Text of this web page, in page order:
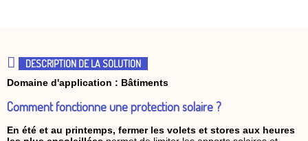
DESCRIPTION DE LA SOLUTION
Domaine d'application : Bâtiments
Comment fonctionne une protection solaire ?
En été et au printemps, fermer les volets et stores aux heures